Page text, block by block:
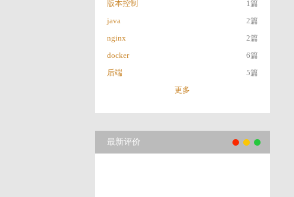
版本控制
1篇
java
2篇
nginx
2篇
docker
6篇
后端
5篇
更多
最新评价